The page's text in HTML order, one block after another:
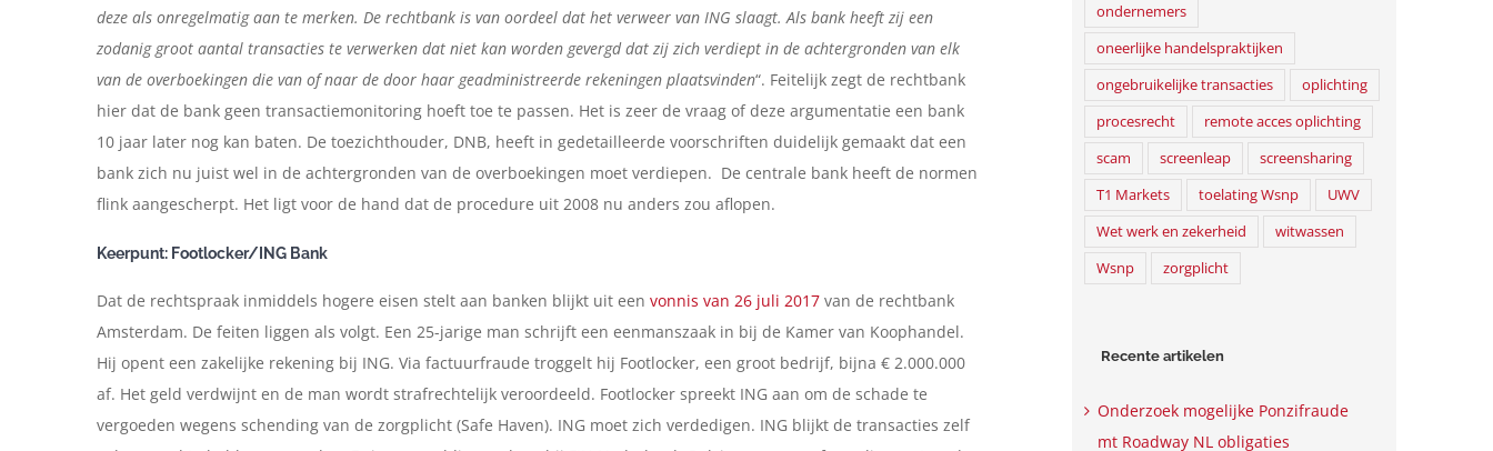
deze als onregelmatig aan te merken. De rechtbank is van oordeel dat het verweer van ING slaagt. Als bank heeft zij een
zodanig groot aantal transacties te verwerken dat niet kan worden gevergd dat zij zich verdiept in de achtergronden van elk
van de overboekingen die van of naar de door haar geadministreerde rekeningen plaatsvinden“. Feitelijk zegt de rechtbank
hier dat de bank geen transactiemonitoring hoeft toe te passen. Het is zeer de vraag of deze argumentatie een bank
10 jaar later nog kan baten. De toezichthouder, DNB, heeft in gedetailleerde voorschriften duidelijk gemaakt dat een
bank zich nu juist wel in de achtergronden van de overboekingen moet verdiepen. De centrale bank heeft de normen
flink aangescherpt. Het ligt voor de hand dat de procedure uit 2008 nu anders zou aflopen.
Keerpunt: Footlocker/ING Bank
Dat de rechtspraak inmiddels hogere eisen stelt aan banken blijkt uit een vonnis van 26 juli 2017 van de rechtbank
Amsterdam. De feiten liggen als volgt. Een 25-jarige man schrijft een eenmanszaak in bij de Kamer van Koophandel.
Hij opent een zakelijke rekening bij ING. Via factuurfraude troggelt hij Footlocker, een groot bedrijf, bijna € 2.000.000
af. Het geld verdwijnt en de man wordt strafrechtelijk veroordeeld. Footlocker spreekt ING aan om de schade te
vergoeden wegens schending van de zorgplicht (Safe Haven). ING moet zich verdedigen. ING blijkt de transacties zelf
ondernemers
oneerlijke handelspraktijken
ongebruikelijke transacties
oplichting
procesrecht
remote acces oplichting
scam
screenleap
screensharing
T1 Markets
toelating Wsnp
UWV
Wet werk en zekerheid
witwassen
Wsnp
zorgplicht
Recente artikelen
Onderzoek mogelijke Ponzifraude
mt Roadway NL obligaties